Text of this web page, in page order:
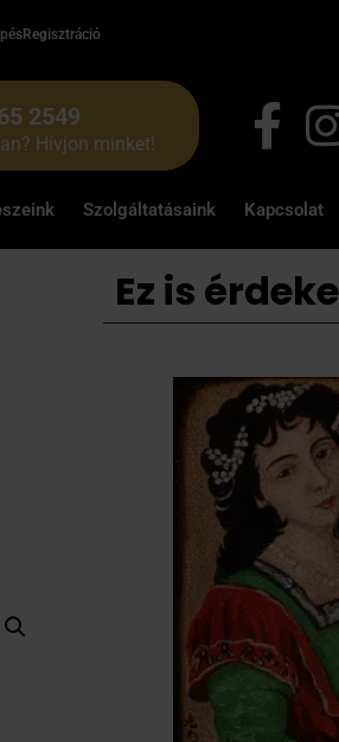
Regisztráció
2549
Hívjon minket!
Szolgáltatásaink Kapcsolat
Ez is